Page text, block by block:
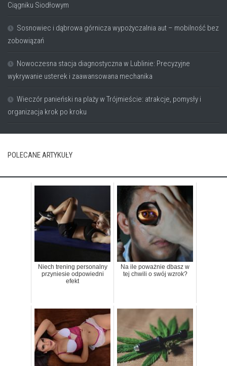
Ciągniku Siodłowym
Sosnowiec i dąbrowa górnicza wypożyczalnia aut – mobilność bez
zobowiązań
Nowoczesna stacja diagnostyczna w Lublinie: Precyzyjne
wykrywanie usterek i zaawansowana mechanika
Wieczór panieński na plaży w Trójmieście: atrakcje, pomysły i
organizacja krok po kroku
POLECANE ARTYKUŁY
Niech trening personalny
przyniesie odpowiedni
efekt
Na ile poważnie dbasz w
tej chwili o swój wzrok?